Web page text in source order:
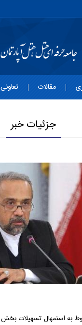
مقالات تعاونی
جزئیات خبر